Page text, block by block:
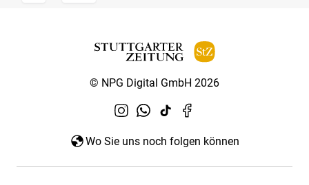
© NPG Digital GmbH 2026
Wo Sie uns noch folgen können